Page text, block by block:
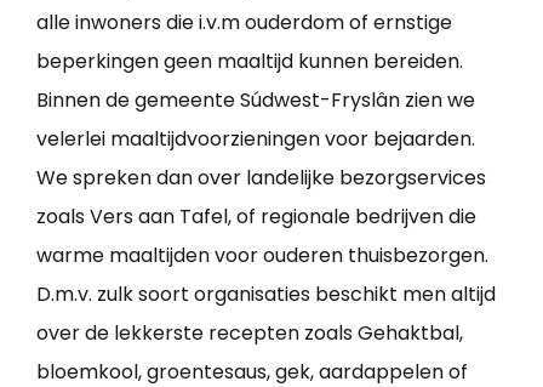
alle inwoners die i.v.m ouderdom of ernstige
beperkingen geen maaltijd kunnen bereiden.
Binnen de gemeente Súdwest-Fryslân zien we
velerlei maaltijdvoorzieningen voor bejaarden.
We spreken dan over landelijke bezorgservices
zoals Vers aan Tafel, of regionale bedrijven die
warme maaltijden voor ouderen thuisbezorgen.
D.m.v. zulk soort organisaties beschikt men altijd
over de lekkerste recepten zoals Gehaktbal,
bloemkool, groentesaus, gek, aardappelen of